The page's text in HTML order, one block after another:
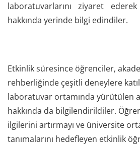
laboratuvarlarını ziyaret
hakkında yerinde bilgi edindiler.
Etkinlik süresince öğrenciler,
rehberliğinde çeşitli deneylere
laboratuvar ortamında yürütülen
hakkında da bilgilendirildiler.
ilgilerini artırmayı ve üniversite
tanımalarını hedefleyen etkinlik